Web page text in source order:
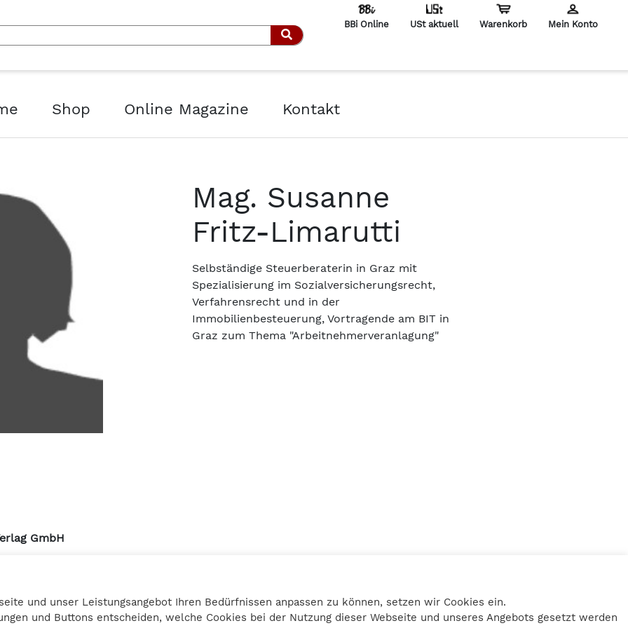
Suchen
BBi Online USt aktuell Warenkorb Mein Konto
Shop Online Magazine Kontakt
Mag. Susanne
Fritz-Limarutti
Selbständige Steuerberaterin in Graz mit
Spezialisierung im Sozialversicherungsrecht,
Verfahrensrecht und in der
Immobilienbesteuerung, Vortragende am BIT in
Graz zum Thema "Arbeitnehmerveranlagung"
GmbH
25 12
Datenschutz
Kontakt
und unser Leistungsangebot Ihren Bedürfnissen anpassen zu können, setzen wir Cookies ein.
und Buttons entscheiden, welche Cookies bei der Nutzung dieser Webseite und unseres Angebots gesetzt werden